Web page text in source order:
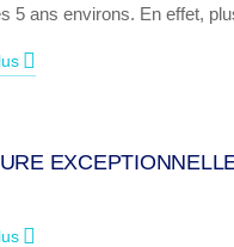
5 ans environs. En effet,